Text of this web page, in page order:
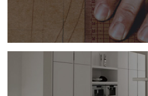
电商网站 服装纺织